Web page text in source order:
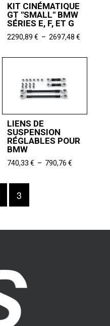
KIT CINÉMATIQUE
GT "SMALL" BMW
SÉRIES E, F, ET G
2290,89 € – 2697,48 €Plage
prix :
LIENS DE
SUSPENSION
RÉGLABLES POUR
BMW
740,33 € – 790,76 €Plage
3